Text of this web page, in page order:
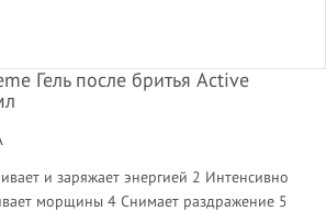
Гель после бритья Active
и заряжает энергией 2 Интенсивно
морщины 4 Снимает раздражение 5